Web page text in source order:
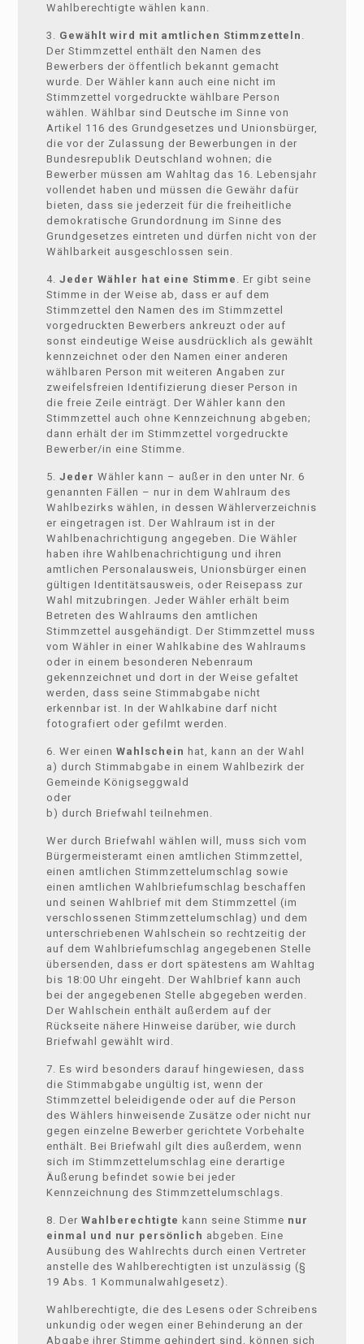
Wahlberechtigte wählen kann.
3. Gewählt wird mit amtlichen Stimmzetteln .
Der Stimmzettel enthält den Namen des
Bewerbers der öffentlich bekannt gemacht
wurde. Der Wähler kann auch eine nicht im
Stimmzettel vorgedruckte wählbare Person
wählen. Wählbar sind Deutsche im Sinne von
Artikel 116 des Grundgesetzes und Unionsbürger,
die vor der Zulassung der Bewerbungen in der
Bundesrepublik Deutschland wohnen; die
Bewerber müssen am Wahltag das 16. Lebensjahr
vollendet haben und müssen die Gewähr dafür
bieten, dass sie jederzeit für die freiheitliche
demokratische Grundordnung im Sinne des
Grundgesetzes eintreten und dürfen nicht von der
Wählbarkeit ausgeschlossen sein.
4. Jeder Wähler hat eine Stimme . Er gibt seine
Stimme in der Weise ab, dass er auf dem
Stimmzettel den Namen des im Stimmzettel
vorgedruckten Bewerbers ankreuzt oder auf
sonst eindeutige Weise ausdrücklich als gewählt
kennzeichnet oder den Namen einer anderen
wählbaren Person mit weiteren Angaben zur
zweifelsfreien Identifizierung dieser Person in
die freie Zeile einträgt. Der Wähler kann den
Stimmzettel auch ohne Kennzeichnung abgeben;
dann erhält der im Stimmzettel vorgedruckte
Bewerber/in eine Stimme.
5. Jeder Wähler kann – außer in den unter Nr. 6
genannten Fällen – nur in dem Wahlraum des
Wahlbezirks wählen, in dessen Wählerverzeichnis
er eingetragen ist. Der Wahlraum ist in der
Wahlbenachrichtigung angegeben. Die Wähler
haben ihre Wahlbenachrichtigung und ihren
amtlichen Personalausweis, Unionsbürger einen
gültigen Identitätsausweis, oder Reisepass zur
Wahl mitzubringen. Jeder Wähler erhält beim
Betreten des Wahlraums den amtlichen
Stimmzettel ausgehändigt. Der Stimmzettel muss
vom Wähler in einer Wahlkabine des Wahlraums
oder in einem besonderen Nebenraum
gekennzeichnet und dort in der Weise gefaltet
werden, dass seine Stimmabgabe nicht
erkennbar ist. In der Wahlkabine darf nicht
fotografiert oder gefilmt werden.
6. Wer einen Wahlschein hat, kann an der Wahl
a) durch Stimmabgabe in einem Wahlbezirk der
Gemeinde Königseggwald
oder
b) durch Briefwahl teilnehmen.
Wer durch Briefwahl wählen will, muss sich vom
Bürgermeisteramt einen amtlichen Stimmzettel,
einen amtlichen Stimmzettelumschlag sowie
einen amtlichen Wahlbriefumschlag beschaffen
und seinen Wahlbrief mit dem Stimmzettel (im
verschlossenen Stimmzettelumschlag) und dem
unterschriebenen Wahlschein so rechtzeitig der
auf dem Wahlbriefumschlag angegebenen Stelle
übersenden, dass er dort spätestens am Wahltag
bis 18:00 Uhr eingeht. Der Wahlbrief kann auch
bei der angegebenen Stelle abgegeben werden.
Der Wahlschein enthält außerdem auf der
Rückseite nähere Hinweise darüber, wie durch
Briefwahl gewählt wird.
7. Es wird besonders darauf hingewiesen, dass
die Stimmabgabe ungültig ist, wenn der
Stimmzettel beleidigende oder auf die Person
des Wählers hinweisende Zusätze oder nicht nur
gegen einzelne Bewerber gerichtete Vorbehalte
enthält. Bei Briefwahl gilt dies außerdem, wenn
sich im Stimmzettelumschlag eine derartige
Äußerung befindet sowie bei jeder
Kennzeichnung des Stimmzettelumschlags.
8. Der Wahlberechtigte kann seine Stimme nur
einmal und nur persönlich abgeben. Eine
Ausübung des Wahlrechts durch einen Vertreter
anstelle des Wahlberechtigten ist unzulässig (§
19 Abs. 1 Kommunalwahlgesetz).
Wahlberechtigte, die des Lesens oder Schreibens
unkundig oder wegen einer Behinderung an der
Abgabe ihrer Stimme gehindert sind, können sich